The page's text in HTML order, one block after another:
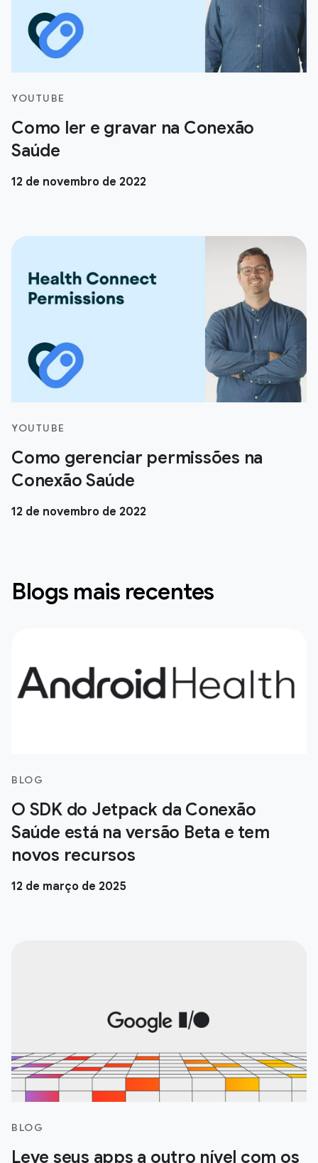
YOUTUBE
Como ler e gravar na Conexão
Saúde
12 de novembro de 2022
YOUTUBE
Como gerenciar permissões na
Conexão Saúde
12 de novembro de 2022
Blogs mais recentes
BLOG
O SDK do Jetpack da Conexão
Saúde está na versão Beta e tem
novos recursos
12 de março de 2025
BLOG
Leve seus apps a outro nível com os